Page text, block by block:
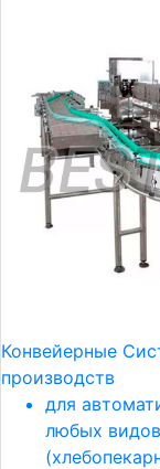
Конвейерные
производств
для
любых